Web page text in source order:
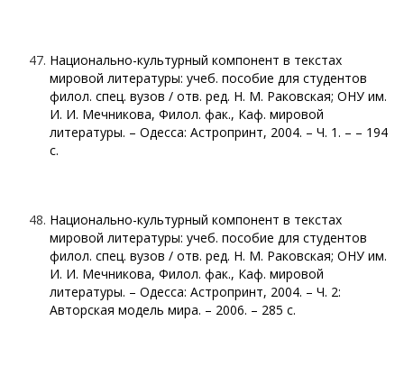
Национально-культурный компонент в текстах
мировой литературы: учеб. пособие для студентов
филол. спец. вузов / отв. ред. Н. М. Раковская; ОНУ им.
И. И. Мечникова, Филол. фак., Каф. мировой
литературы. – Одесса: Астропринт, 2004. – Ч. 1. – – 194
с.
Национально-культурный компонент в текстах
мировой литературы: учеб. пособие для студентов
филол. спец. вузов / отв. ред. Н. М. Раковская; ОНУ им.
И. И. Мечникова, Филол. фак., Каф. мировой
литературы. – Одесса: Астропринт, 2004. – Ч. 2:
Авторская модель мира. – 2006. – 285 с.